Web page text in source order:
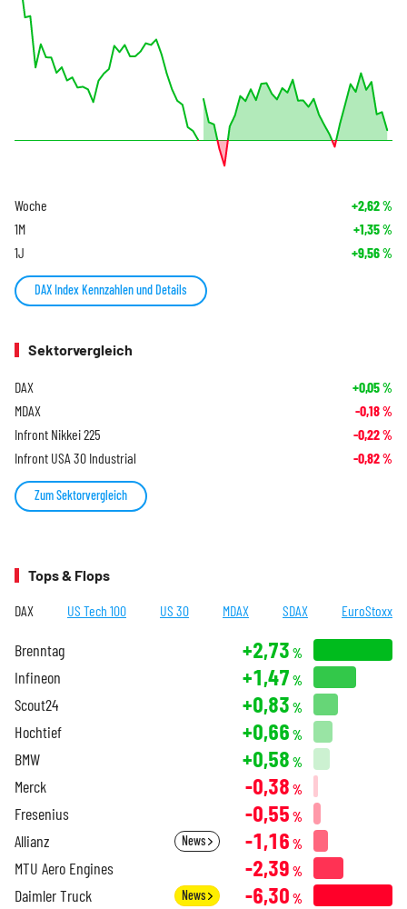
Woche +2,62%
1M +1,35%
1J +9,56%
DAX Index Kennzahlen und Details
Sektorvergleich
DAX +0,05%
MDAX -0,18%
Infront Nikkei 225 -0,22%
Infront USA 30 Industrial -0,82%
Zum Sektorvergleich
Tops & Flops
DAX US Tech 100 US 30 MDAX SDAX EuroStoxx
Brenntag +2,73 %
Infineon +1,47 %
Scout24 +0,83 %
Hochtief +0,66 %
BMW +0,58 %
Merck -0,38 %
Fresenius -0,55 %
Allianz News -1,16 %
MTU Aero Engines -2,39 %
Daimler Truck News -6,30 %